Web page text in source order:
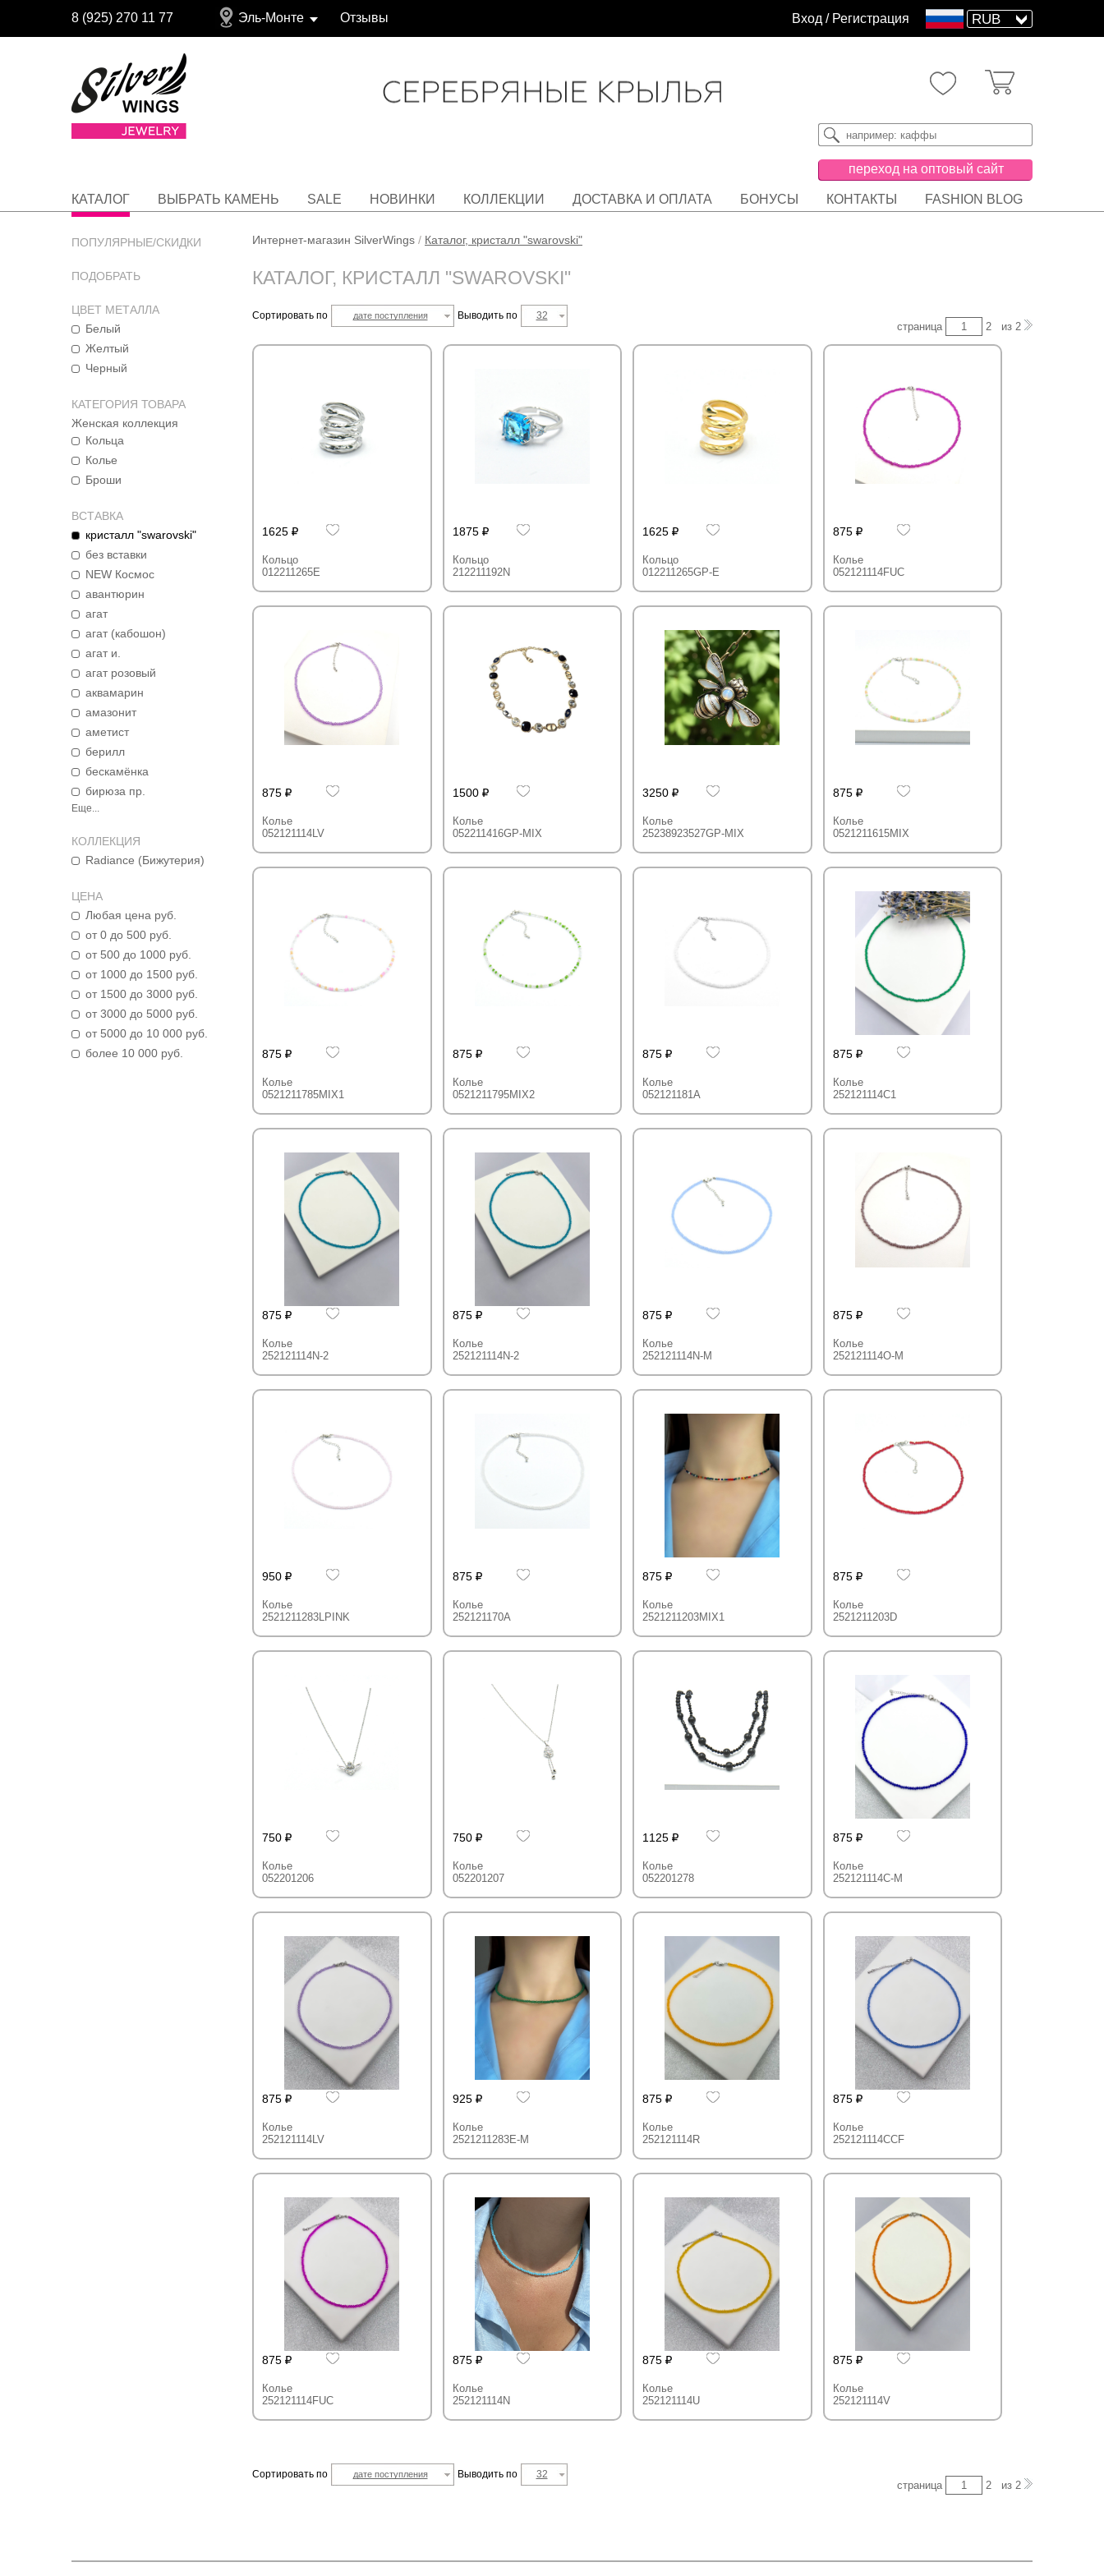
8 (925) 270 11 77 Эль-Монте Отзывы Вход / Регистрация
КАТАЛОГ ВЫБРАТЬ КАМЕНЬ SALE НОВИНКИ КОЛЛЕКЦИИ ДОСТАВКА И ОПЛАТА БОНУСЫ КОНТАКТЫ FASHION BLOG
переход на оптовый сайт
ПОПУЛЯРНЫЕ/СКИДКИ
ПОДОБРАТЬ
ЦВЕТ МЕТАЛЛА
Белый
Желтый
Черный
КАТЕГОРИЯ ТОВАРА
Женская коллекция
Кольца
Колье
Броши
ВСТАВКА
кристалл "swarovski"
без вставки
NEW Космос
авантюрин
агат
агат (кабошон)
агат и.
агат розовый
аквамарин
амазонит
аметист
берилл
бескамёнка
бирюза пр.
Еще...
КОЛЛЕКЦИЯ
Radiance (Бижутерия)
ЦЕНА
Любая цена руб.
от 0 до 500 руб.
от 500 до 1000 руб.
от 1000 до 1500 руб.
от 1500 до 3000 руб.
от 3000 до 5000 руб.
от 5000 до 10 000 руб.
более 10 000 руб.
Интернет-магазин SilverWings / Каталог, кристалл "swarovski"
КАТАЛОГ, КРИСТАЛЛ "SWAROVSKI"
Сортировать по дате поступления Выводить по 32
страница 2 из 2
1625
Кольцо
012211265E
1875
Кольцо
212211192N
1625
Кольцо
012211265GP-E
875
Колье
052121114FUC
875
Колье
052121114LV
1500
Колье
052211416GP-MIX
3250
Колье
25238923527GP-MIX
875
Колье
0521211615MIX
875
Колье
0521211785MIX1
875
Колье
0521211795MIX2
875
Колье
052121181A
875
Колье
252121114C1
875
Колье
252121114N-2
875
Колье
252121114N-2
875
Колье
252121114N-M
875
Колье
252121114O-M
950
Колье
2521211283LPINK
875
Колье
252121170A
875
Колье
2521211203MIX1
875
Колье
2521211203D
750
Колье
052201206
750
Колье
052201207
1125
Колье
052201278
875
Колье
252121114C-M
875
Колье
252121114LV
925
Колье
2521211283E-M
875
Колье
252121114R
875
Колье
252121114CCF
875
Колье
252121114FUC
875
Колье
252121114N
875
Колье
252121114U
875
Колье
252121114V
Сортировать по дате поступления Выводить по 32
страница 2 из 2